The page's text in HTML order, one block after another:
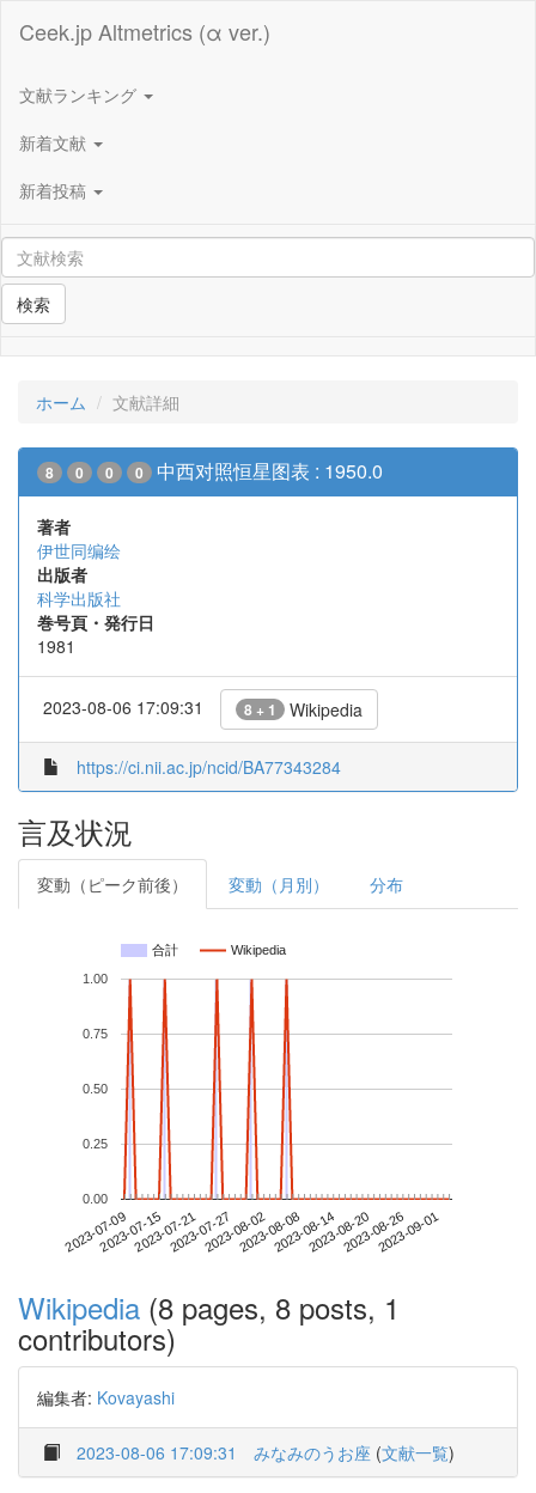
Ceek.jp Altmetrics (α ver.)
文献ランキング
新着文献
新着投稿
検索
ホーム 文献詳細
8 0 0 0 中西对照恒星图表 : 1950.0
著者
伊世同编绘
出版者
科学出版社
巻号頁・発行日
1981
2023-08-06 17:09:31 8 + 1 Wikipedia
https://ci.nii.ac.jp/ncid/BA77343284
言及状況
変動（ピーク前後） 変動（月別） 分布
合計 Wikipedia
2023-07-092023-07-152023-07-212023-07-272023-08-022023-08-082023-08-142023-08-202023-08-262023-09-01
0.00
0.25
0.50
0.75
1.00
Wikipedia (8 pages, 8 posts, 1
contributors)
編集者: Kovayashi
2023-08-06 17:09:31 みなみのうお座 (文献一覧)